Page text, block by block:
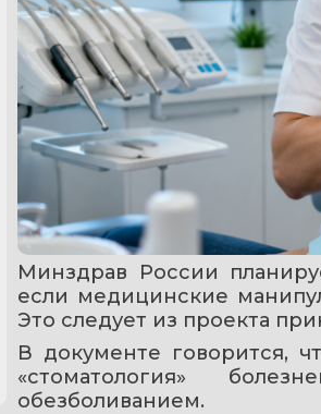
Минздрав России
если медицинские
Это следует из проекта
В документе говорится,
«стоматология»
обезболиванием.